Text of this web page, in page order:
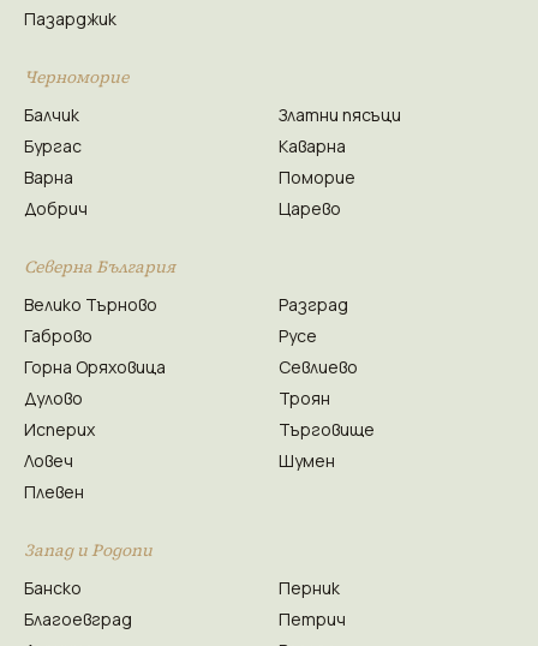
Пазарджик
Черноморие
Балчик
Бургас
Варна
Добрич
Златни пясъци
Каварна
Поморие
Царево
Северна България
Велико Търново
Габрово
Горна Оряховица
Дулово
Исперих
Ловеч
Плевен
Разград
Русе
Севлиево
Троян
Търговище
Шумен
Запад и Родопи
Банско
Благоевград
Перник
Петрич